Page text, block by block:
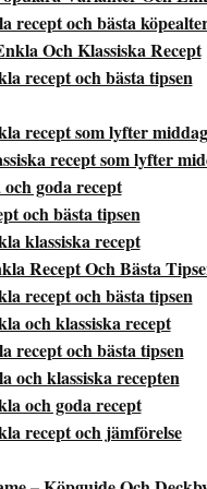
recept och bästa
Och Klassiska Recept
recept och bästa tipsen
recept som lyfter
recept som lyfter
goda recept
och bästa tipsen
klassiska recept
Recept Och Bästa
recept och bästa tipsen
och klassiska recept
recept och bästa tipsen
och klassiska recepten
och goda recept
recept och jämförelse